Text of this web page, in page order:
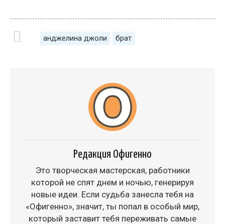
анджелина джоли брат
Редакция Офигенно
Это творческая мастерская, работники
которой не спят днем и ночью, генерируя
новые идеи. Если судьба занесла тебя на
«Офигенно», значит, ты попал в особый мир,
который заставит тебя переживать самые